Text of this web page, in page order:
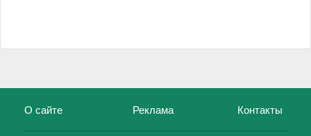
О сайте Реклама Контакты